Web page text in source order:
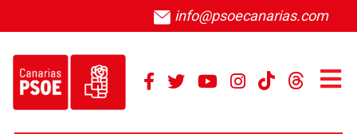
info@psoecanarias.com